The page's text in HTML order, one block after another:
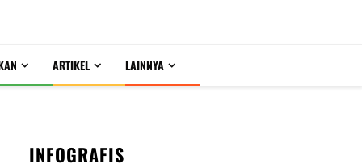
ARTIKEL LAINNYA
INFOGRAFIS